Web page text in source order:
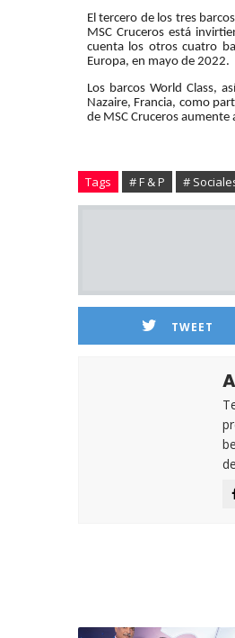
El tercero de los tres
MSC Cruceros está
cuenta los otros cuatro
Europa, en mayo de 2022.
Los barcos World Class,
Nazaire, Francia, como
de MSC Cruceros
Tags # F & P #
TWEET